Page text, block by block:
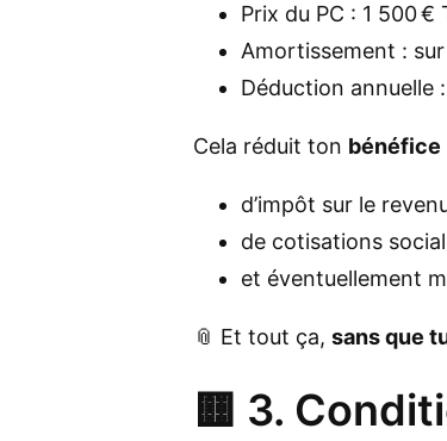
Prix du PC : 1 500 €
Amortissement :
Déduction annuelle :
Cela réduit ton bénéfice
d’impôt sur le
de cotisations
et éventuellement
📎 Et tout ça, sans que
🟨 3.